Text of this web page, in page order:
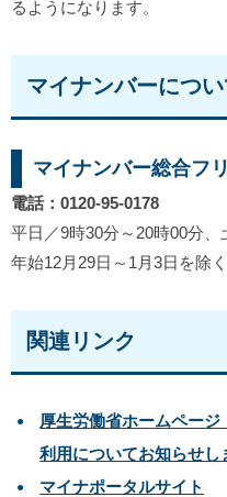
るようになります。
マイナンバーにつ
マイナンバー総合フ
電話：0120-95-0178
平日／9時30分～20時00分
年始12月29日～1月3日を除く
関連リンク
厚生労働省ホームペー
利用についてお知らせし
マイナポータルサイト